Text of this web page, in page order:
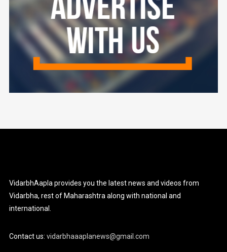
VidarbhAapla provides you the latest news and videos from
Vidarbha, rest of Maharashtra along with national and
international.
Contact us:vidarbhaaaplanews@gmail.com